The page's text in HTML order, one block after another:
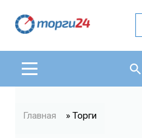
Главная » Торги